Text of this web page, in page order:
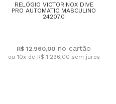
RELÓGIO VICTORINOX DIVE
PRO AUTOMATIC MASCULINO
242070
R$ 12.960,00
ou 10x de R$ 1.296,00 sem juros